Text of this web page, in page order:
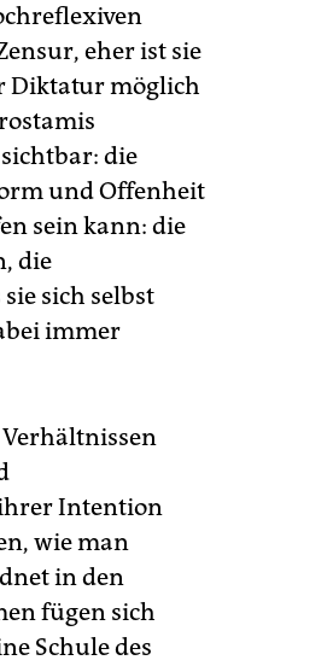
eher ist sie
Diktatur möglich
die
und Offenheit
sein kann: die
die
sich selbst
immer
Intention
wie man
in den
fügen sich
Schule des